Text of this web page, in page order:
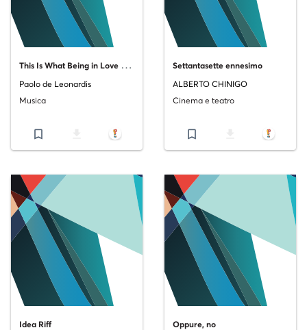
T
his Is What Being in Love Feels Like
Paolo de Leonardis
Musica
bookmark_border
Settantasette ennesimo
ALBERTO CHINIGO
Cinema e teatro
bookmark_border
Idea Riff
Oppure, no